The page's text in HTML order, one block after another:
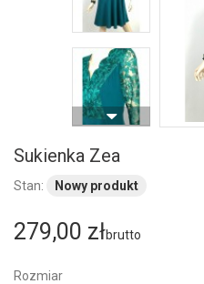
Sukienka Zea
Stan: Nowy produkt
279,00 złbrutto
Rozmiar